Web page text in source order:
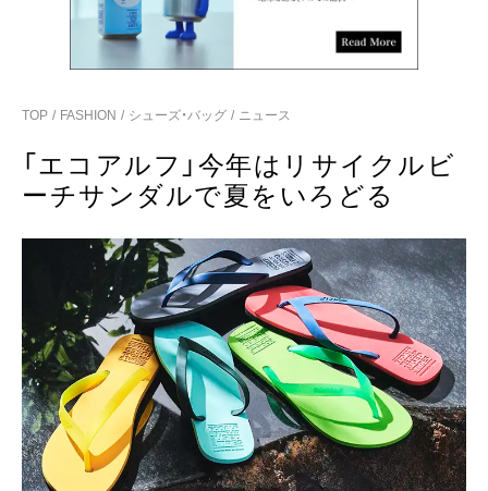
TOP FASHION シューズ・バッグ ニュース
「エコアルフ」今年はリサイクルビ
ーチサンダルで夏をいろどる